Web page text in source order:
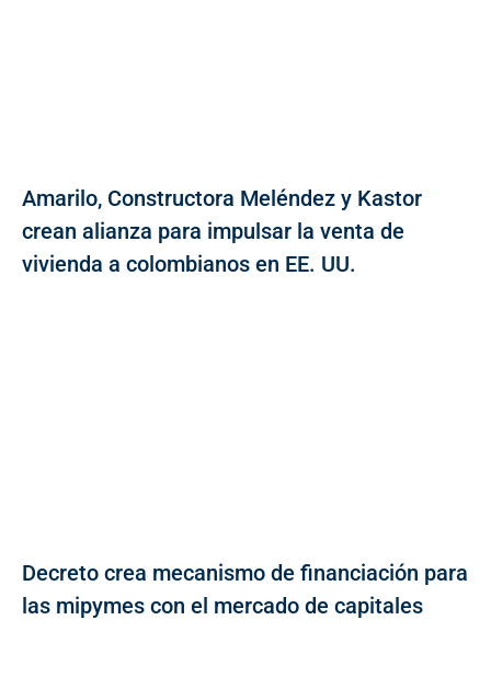
Amarilo, Constructora Meléndez y Kastor
crean alianza para impulsar la venta de
vivienda a colombianos en EE. UU.
Decreto crea mecanismo de financiación para
las mipymes con el mercado de capitales